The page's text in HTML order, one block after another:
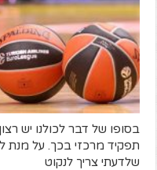
בסופו של דבר לכולנו יש
תפקיד מרכזי בכך. על מנת
שלדעתי צריך לנקוט